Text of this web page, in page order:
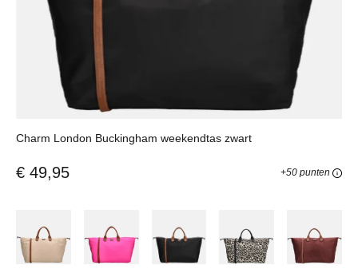
Charm London Buckingham weekendtas zwart
€ 49,95 +50 punten